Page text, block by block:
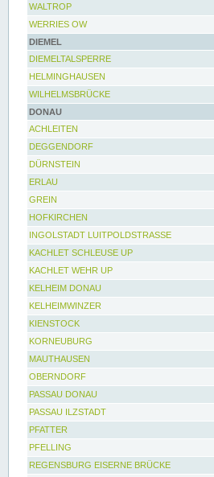
WALTROP
WERRIES OW
DIEMEL
DIEMELTALSPERRE
HELMINGHAUSEN
WILHELMSBRÜCKE
DONAU
ACHLEITEN
DEGGENDORF
DÜRNSTEIN
ERLAU
GREIN
HOFKIRCHEN
INGOLSTADT LUITPOLDSTRASSE
KACHLET SCHLEUSE UP
KACHLET WEHR UP
KELHEIM DONAU
KELHEIMWINZER
KIENSTOCK
KORNEUBURG
MAUTHAUSEN
OBERNDORF
PASSAU DONAU
PASSAU ILZSTADT
PFATTER
PFELLING
REGENSBURG EISERNE BRÜCKE